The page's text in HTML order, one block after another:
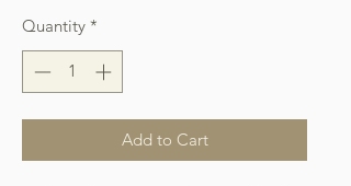
Quantity *
Add to Cart